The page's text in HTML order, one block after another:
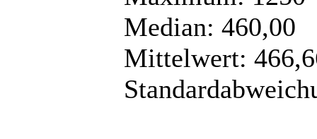
Median: 460,00
Mittelwert: